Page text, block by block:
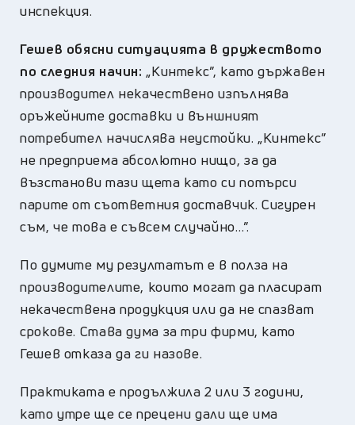
инспекция.
Гешев обясни ситуацията в дружеството
по следния начин: „Кинтекс”, като държавен
производител некачествено изпълнява
оръжейните доставки и външният
потребител начислява неустойки. „Кинтекс”
не предприема абсолютно нищо, за да
възстанови тази щета като си потърси
парите от съответния доставчик. Сигурен
съм, че това е съвсем случайно…”.
По думите му резултатът е в полза на
производителите, които могат да пласират
некачествена продукция или да не спазват
срокове. Става дума за три фирми, като
Гешев отказа да ги назове.
Практиката е продължила 2 или 3 години,
като утре ще се прецени дали ще има